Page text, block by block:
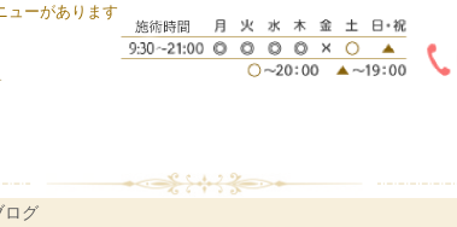
ューがあります
ログ